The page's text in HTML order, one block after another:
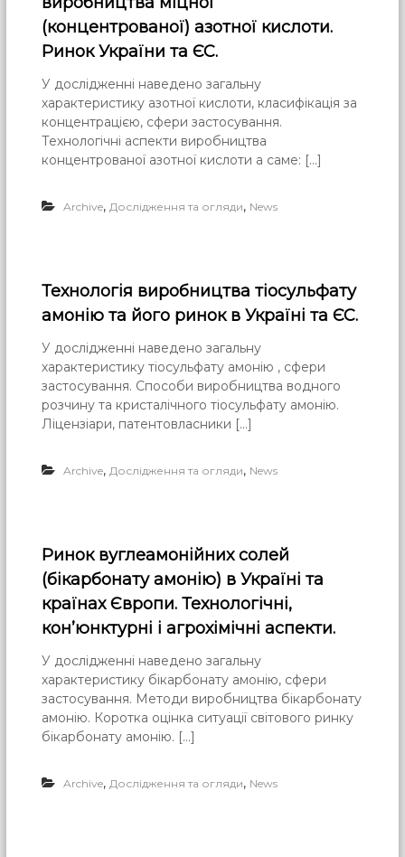
(концентрованої) азотної кислоти.
Ринок України та ЄС.
У дослідженні наведено загальну
характеристику азотної кислоти, класифікація за
концентрацією, сфери застосування.
Технологічні аспекти виробництва
концентрованої азотної кислоти а саме: […]
Archive,Дослідження та огляди, News
Технологія виробництва тіосульфату
амонію та його ринок в Україні та ЄС.
У дослідженні наведено загальну
характеристику тіосульфату амонію , сфери
застосування. Способи виробництва водного
розчину та кристалічного тіосульфату амонію.
Ліцензіари, патентовласники […]
Archive,Дослідження та огляди, News
Ринок вуглеамонійних солей
(бікарбонату амонію) в Україні та
країнах Європи. Технологічні,
кон’юнктурні і агрохімічні аспекти.
У дослідженні наведено загальну
характеристику бікарбонату амонію, сфери
застосування. Методи виробництва бікарбонату
амонію. Коротка оцінка ситуації світового ринку
бікарбонату амонію. […]
Archive,Дослідження та огляди, News